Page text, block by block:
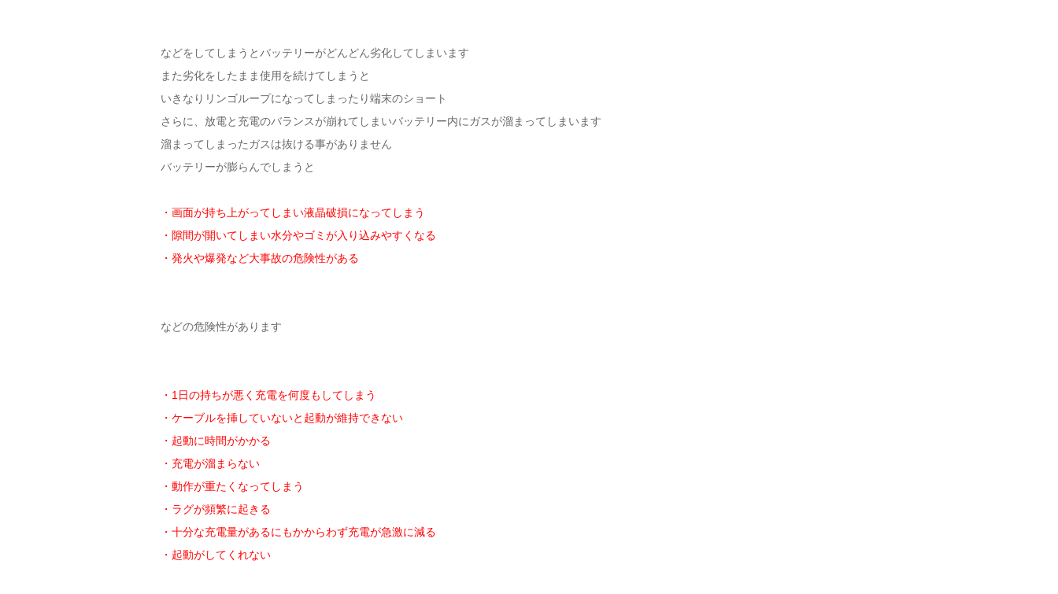
などをしてしまうとバッテリーがどんどん劣化してしまいます
また劣化をしたまま使用を続けてしまうと
いきなりリンゴループになってしまったり端末のショート
さらに、放電と充電のバランスが崩れてしまいバッテリー内にガスが溜まってしまいます
溜まってしまったガスは抜ける事がありません
バッテリーが膨らんでしまうと
・画面が持ち上がってしまい液晶破損になってしまう
・隙間が開いてしまい水分やゴミが入り込みやすくなる
・発火や爆発など大事故の危険性がある
などの危険性があります
・1日の持ちが悪く充電を何度もしてしまう
・ケーブルを挿していないと起動が維持できない
・起動に時間がかかる
・充電が溜まらない
・動作が重たくなってしまう
・ラグが頻繁に起きる
・十分な充電量があるにもかからわず充電が急激に減る
・起動がしてくれない